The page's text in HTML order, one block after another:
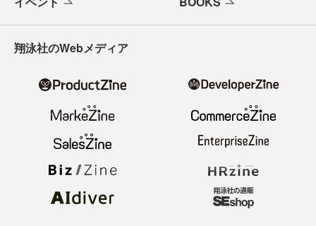
翔泳社のWebメディア